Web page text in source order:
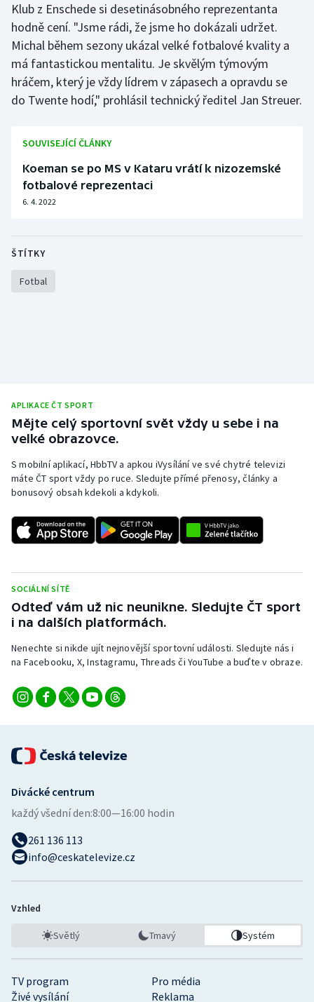
Moderní pětiboj
Motorsport
Olympijské hry
Plavání
Plážový volejbal
Rychlobruslení
Rychlostní kanoistika
Triatlon
Vodní slalom
Volejbal
Klub z Enschede si desetinásobného reprezentanta
hodně cení. "Jsme rádi, že jsme ho dokázali udržet.
Michal během sezony ukázal velké fotbalové kvality a
má fantastickou mentalitu. Je skvělým týmovým
hráčem, který je vždy lídrem v zápasech a opravdu se
do Twente hodí," prohlásil technický ředitel Jan Streuer.
SOUVISEJÍCÍ ČLÁNKY
Koeman se po MS v Kataru vrátí k nizozemské
fotbalové reprezentaci
6. 4. 2022
ŠTÍTKY
Fotbal
APLIKACE ČT SPORT
Mějte celý sportovní svět vždy u sebe i na
velké obrazovce.
S mobilní aplikací, HbbTV a apkou iVysílání ve své chytré televizi
máte ČT sport vždy po ruce. Sledujte přímé přenosy, články a
bonusový obsah kdekoli a kdykoli.
SOCIÁLNÍ SÍTĚ
Odteď vám už nic neunikne. Sledujte ČT sport
i na dalších platformách.
Nenechte si nikde ujít nejnovější sportovní události. Sledujte nás i
na Facebooku, X, Instagramu, Threads či YouTube a buďte v obraze.
TV program
Pro média
Živé vysílání
Reklama
Divácké centrum
každý všední den:8:00—16:00 hodin
261 136 113
info@ceskatelevize.cz
Vzhled
Světlý Tmavý Systém